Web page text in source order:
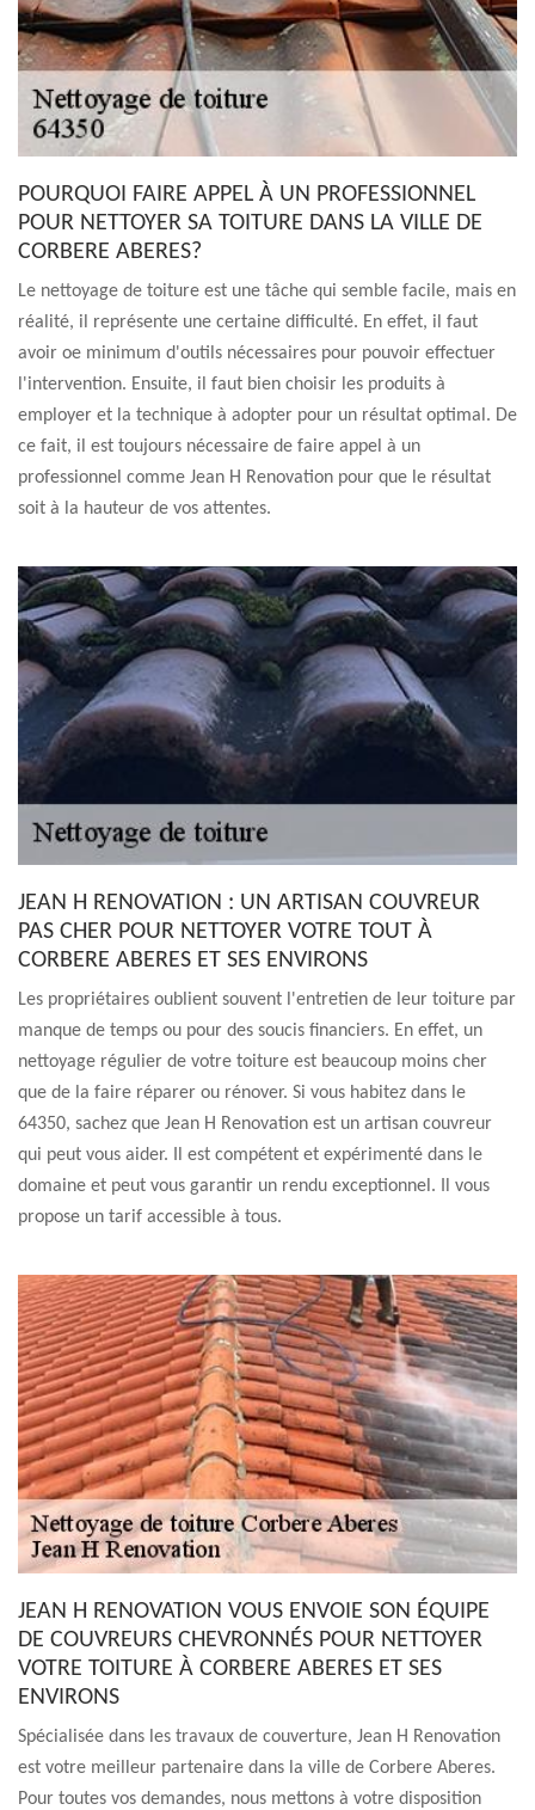
POURQUOI FAIRE APPEL À UN PROFESSIONNEL
POUR NETTOYER SA TOITURE DANS LA VILLE DE
CORBERE ABERES?
Le nettoyage de toiture est une tâche qui semble facile, mais en
réalité, il représente une certaine difficulté. En effet, il faut
avoir oe minimum d'outils nécessaires pour pouvoir effectuer
l'intervention. Ensuite, il faut bien choisir les produits à
employer et la technique à adopter pour un résultat optimal. De
ce fait, il est toujours nécessaire de faire appel à un
professionnel comme Jean H Renovation pour que le résultat
soit à la hauteur de vos attentes.
JEAN H RENOVATION : UN ARTISAN COUVREUR
PAS CHER POUR NETTOYER VOTRE TOUT À
CORBERE ABERES ET SES ENVIRONS
Les propriétaires oublient souvent l'entretien de leur toiture par
manque de temps ou pour des soucis financiers. En effet, un
nettoyage régulier de votre toiture est beaucoup moins cher
que de la faire réparer ou rénover. Si vous habitez dans le
64350, sachez que Jean H Renovation est un artisan couvreur
qui peut vous aider. Il est compétent et expérimenté dans le
domaine et peut vous garantir un rendu exceptionnel. Il vous
propose un tarif accessible à tous.
JEAN H RENOVATION VOUS ENVOIE SON ÉQUIPE
DE COUVREURS CHEVRONNÉS POUR NETTOYER
VOTRE TOITURE À CORBERE ABERES ET SES
ENVIRONS
Spécialisée dans les travaux de couverture, Jean H Renovation
est votre meilleur partenaire dans la ville de Corbere Aberes.
Pour toutes vos demandes, nous mettons à votre disposition